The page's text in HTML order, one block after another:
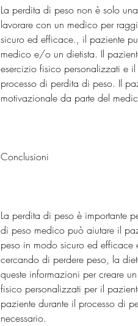
La perdita di peso non è solo
lavorare con un medico per
sicuro ed efficace., il paziente
medico e/o un dietista. Il
esercizio fisico personalizzati e
processo di perdita di peso. Il
motivazionale da parte del
Conclusioni
La perdita di peso è importante
di peso medico può aiutare il
peso in modo sicuro ed efficace
cercando di perdere peso, la
queste informazioni per creare
fisico personalizzati per il
paziente durante il processo di
necessario.